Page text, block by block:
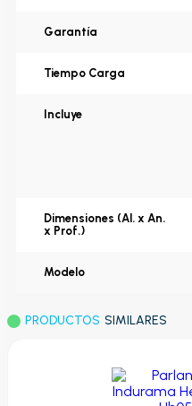
Garantía
Tiempo Carga
Incluye
Dimensiones (Al. x An.
x Prof.)
Modelo
PRODUCTOS SIMILARES